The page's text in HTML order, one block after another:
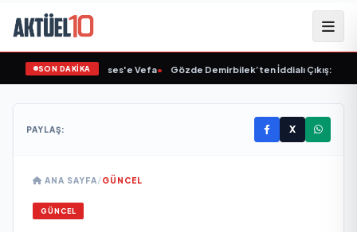
SON DAKİKA
Linet'ten Müslüm Gürses'e Vefa• Gözde Demirbilek’ten İddialı Çıkış: “Son
PAYLAŞ: X
ANA SAYFA/GÜNCEL
GÜNCEL